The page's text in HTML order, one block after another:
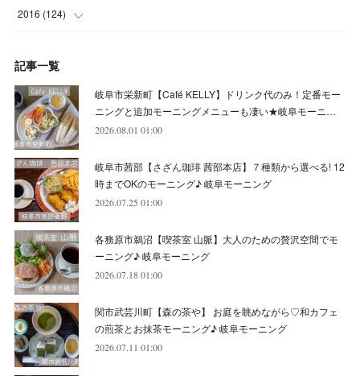
(5
(7)
(10
( 6)
(10)
(6
(5)
(6)
(8)
(7
(9)
(4)
(6)
(7
(11)
(7)
(9)
(2)
(7)
(7
(7)
(5)
(1)
(8)
(4)
(7)
(4)
(4)
(5)
(4)
(4)
(10)
(10)
(6)
(3)
(7)
(8)
(7)
(6)
(5)
(6)
(8)
(8)
(7)
(5)
(8)
(8)
(8)
(9)
(9)
(9)
(7)
2016 (124)
(10)
(10)
(12)
(16)
(9)
(13)
(8)
(6)
記事一覧
岐阜市栄新町【Café KELLY】ドリンク代のみ！定番モー
ニングと追加モーニングメニューも凄い★岐阜モーニ…
2026.08.01 01:00
岐阜市茜部【さざん珈琲 茜部本店】７種類から選べる! 12
時までOKのモーニング♪ 岐阜モーニング
2026.07.25 01:00
各務原市鵜沼【喫茶室 山脈】大人のための贅沢空間でモ
ーニング♪ 岐阜モーニング
2026.07.18 01:00
関市武芸川町【森の茶や】 お庭を眺めながら♡和カフェ
の煎茶とお抹茶モーニング♪ 岐阜モーニング
2026.07.11 01:00